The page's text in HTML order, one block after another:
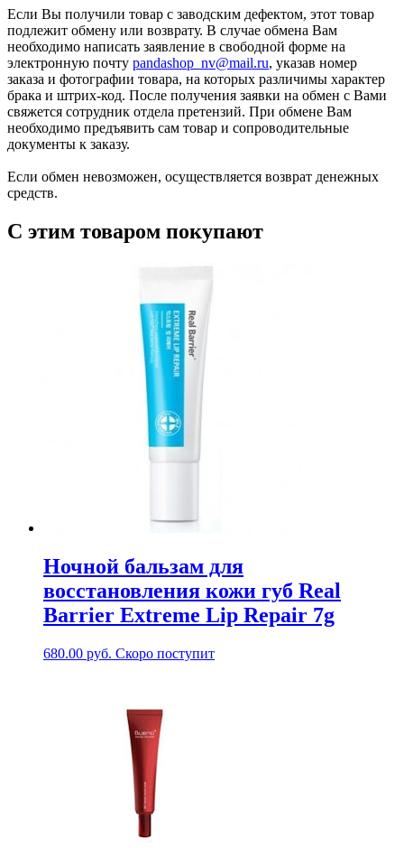
Если Вы получили товар с заводским дефектом, этот товар
подлежит обмену или возврату. В случае обмена Вам
необходимо написать заявление в свободной форме на
электронную почту pandashop_nv@mail.ru, указав номер
заказа и фотографии товара, на которых различимы характер
брака и штрих-код. После получения заявки на обмен с Вами
свяжется сотрудник отдела претензий. При обмене Вам
необходимо предъявить сам товар и сопроводительные
документы к заказу.
Если обмен невозможен, осуществляется возврат денежных
средств.
С этим товаром покупают
Ночной бальзам для
восстановления кожи губ Real
Barrier Extreme Lip Repair 7g
680.00 руб. Скоро поступит